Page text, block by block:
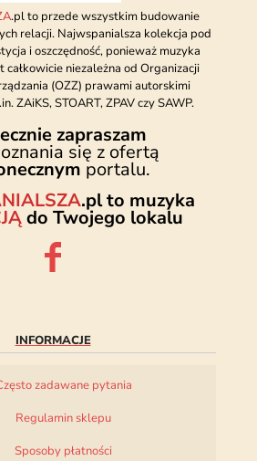
.pl to przede wszystkim budowanie
relacji. Najwspanialsza kolekcja pod
i oszczędność, ponieważ muzyka
całkowicie niezależna od Organizacji
(OZZ) prawami autorskimi
ZAiKS, STOART, ZPAV czy SAWP.
zapraszam
się z ofertą
portalu.
.pl to muzyka
do Twojego lokalu
INFORMACJE
zadawane pytania
Regulamin sklepu
Sposoby płatności